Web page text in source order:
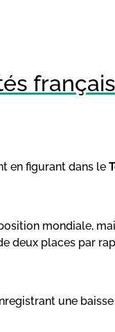
en figurant dans le
mondiale,
deux places par
une baisse